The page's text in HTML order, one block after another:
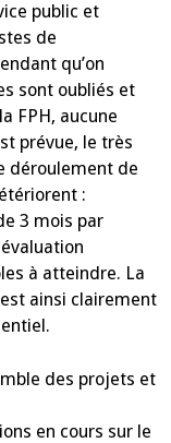
public et
de
qu’on
sont oubliés et
FPH, aucune
prévue, le très
déroulement de
:
3 mois par
à atteindre. La
ainsi clairement
des projets et
en cours sur le